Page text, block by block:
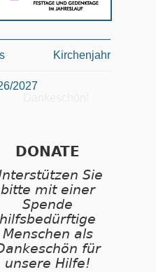
Kirchenjahr
2027
DONATE
Sie
bitte mit einer
Spende
hilfsbedürftige
Menschen als
für
unsere Hilfe!